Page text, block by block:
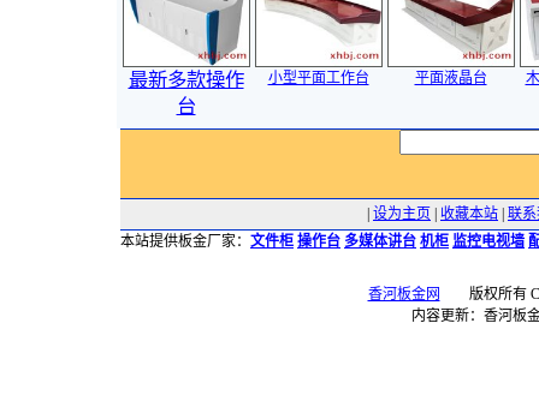
最新多款操作
台
小型平面工作台 平面液晶台
设为主页 收藏本站 联
本站提供板金厂家： 文件柜 操作台 多媒体讲台 机柜 监控电视墙
香河板金网
版权所有
内容更新：香河板